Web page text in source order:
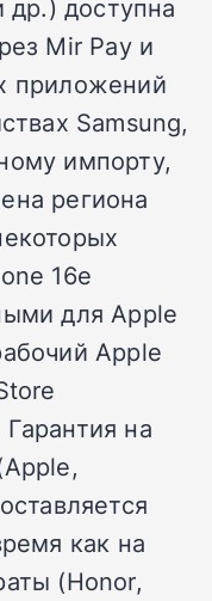
др.) доступна
Mir Pay и
приложений
Samsung,
импорту,
региона
16e
для Apple
Apple
на
как на
(Honor,